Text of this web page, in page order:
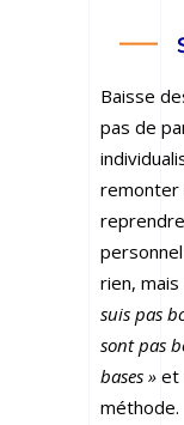
Baisse
pas de
remonter
personnel
rien,
suis pas
sont pas
bases » et
méthode.